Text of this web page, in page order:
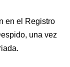
en el Registro
una vez